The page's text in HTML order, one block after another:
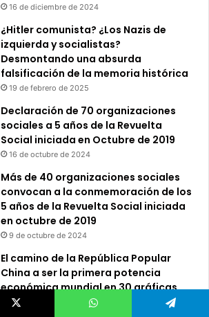
16 de diciembre de 2024
¿Hitler comunista? ¿Los Nazis de
izquierda y socialistas?
Desmontando una absurda
falsificación de la memoria histórica
19 de febrero de 2025
Declaración de 70 organizaciones
sociales a 5 años de la Revuelta
Social iniciada en Octubre de 2019
16 de octubre de 2024
Más de 40 organizaciones sociales
convocan a la conmemoración de los
5 años de la Revuelta Social iniciada
en octubre de 2019
9 de octubre de 2024
El camino de la República Popular
China a ser la primera potencia
económica mundial en 30 gráficas
6 de abril de 2025